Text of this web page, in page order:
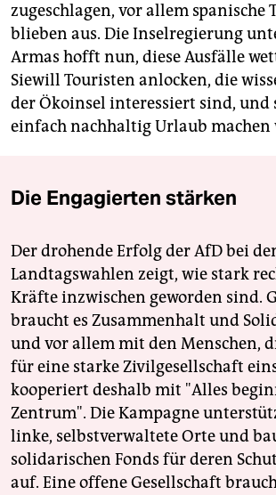
zugeschlagen, vor allem spanische
blieben aus. Die Inselregierung
Armas hofft nun, diese Ausfälle
Siewill Touristen anlocken, die
der Ökoinsel interessiert sind, und
einfach nachhaltig Urlaub machen
Die Engagierten stärken
Der drohende Erfolg der AfD bei
Landtagswahlen zeigt, wie stark
Kräfte inzwischen geworden sind.
braucht es Zusammenhalt und
und vor allem mit den Menschen,
für eine starke Zivilgesellschaft
kooperiert deshalb mit "Alles
Zentrum". Die Kampagne
linke, selbstverwaltete Orte und
solidarischen Fonds für deren
auf. Eine offene Gesellschaft